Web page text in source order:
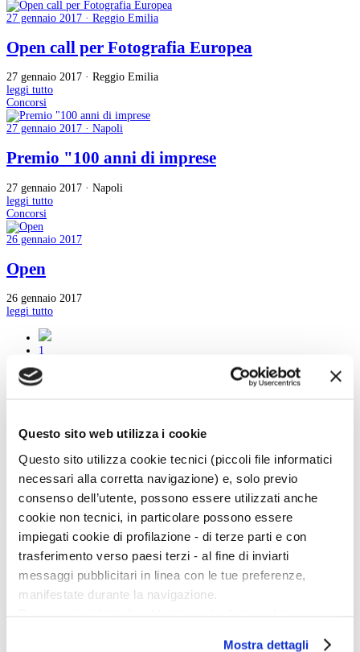
Questo sito web utilizza i cookie
Questo sito utilizza cookie tecnici (piccoli file informatici
necessari alla corretta navigazione) e, solo previo
consenso dell’utente, possono essere utilizzati anche
cookie non tecnici, in particolare possono essere
impiegati cookie di profilazione - di terze parti e con
trasferimento verso paesi terzi - al fine di inviarti
messaggi pubblicitari in linea con le tue preferenze,
manifestate durante la navigazione.
Mostra dettagli
27 gennaio 2017 · Reggio Emilia
Open call per Fotografia Europea
27 gennaio 2017 · Reggio Emilia
leggi tutto
Concorsi
27 gennaio 2017 · Napoli
Premio "100 anni di imprese
27 gennaio 2017 · Napoli
leggi tutto
Concorsi
26 gennaio 2017
Open
26 gennaio 2017
leggi tutto
1
3
8
Menu Art e Dossier
Tutte le news
Eventi
Mostre
Kids
In galleria